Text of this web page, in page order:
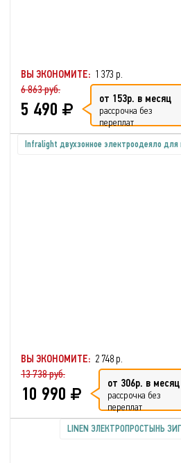
ВЫ ЭКОНОМИТЕ: 1 373 р.
6 863 руб.
5 490 от 153р. в месяц
рассрочка без
переплат
Infralight двухзонное электроодеяло
ВЫ ЭКОНОМИТЕ: 2 748 р.
13 738 руб.
10 990 от 306р. в месяц
рассрочка без
переплат
LINEN ЭЛЕКТРОПРОСТЫНЬ